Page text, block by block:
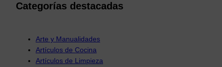
Categorías destacadas
Arte y Manualidades
Artículos de Cocina
Artículos de Limpieza